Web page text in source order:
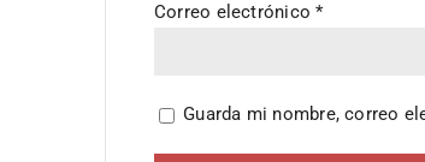
Correo electrónico*
Guarda mi nombre, correo